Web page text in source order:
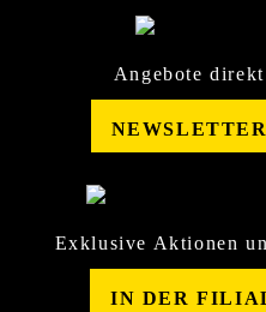
Angebote
Exklusive Aktionen
IN DER